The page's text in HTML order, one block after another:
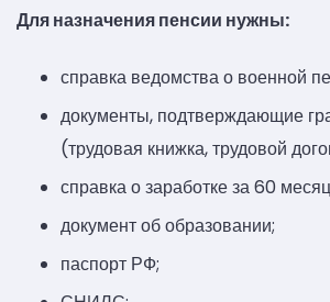
Для назначения пенсии нужны:
справка ведомства о военной
документы, подтверждающие
(трудовая книжка, трудовой
справка о заработке за 60
документ об образовании;
паспорт РФ;